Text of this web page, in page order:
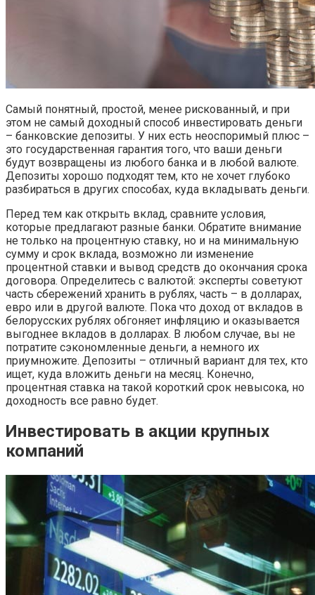
Самый понятный, простой, менее рискованный, и при
этом не самый доходный способ инвестировать деньги
– банковские депозиты. У них есть неоспоримый плюс –
это государственная гарантия того, что ваши деньги
будут возвращены из любого банка и в любой валюте.
Депозиты хорошо подходят тем, кто не хочет глубоко
разбираться в других способах, куда вкладывать деньги.
Перед тем как открыть вклад, сравните условия,
которые предлагают разные банки. Обратите внимание
не только на процентную ставку, но и на минимальную
сумму и срок вклада, возможно ли изменение
процентной ставки и вывод средств до окончания срока
договора. Определитесь с валютой: эксперты советуют
часть сбережений хранить в рублях, часть – в долларах,
евро или в другой валюте. Пока что доход от вкладов в
белорусских рублях обгоняет инфляцию и оказывается
выгоднее вкладов в долларах. В любом случае, вы не
потратите сэкономленные деньги, а немного их
приумножите. Депозиты – отличный вариант для тех, кто
ищет, куда вложить деньги на месяц. Конечно,
процентная ставка на такой короткий срок невысока, но
доходность все равно будет.
Инвестировать в акции крупных
компаний